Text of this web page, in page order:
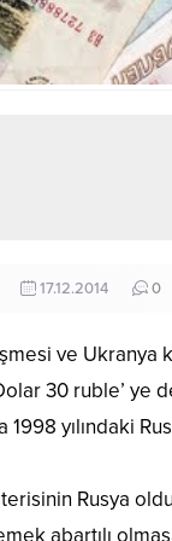
17.12.2014 0
ve
30 ruble’ ye
1998 yılındaki
Rusya
abartılı